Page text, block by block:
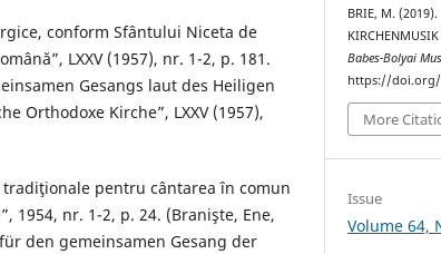
conform Sfântului Niceta de
LXXV (1957), nr. 1-2, p. 181.
Gesangs laut des Heiligen
Orthodoxe Kirche”, LXXV (1957),
pentru cântarea în comun
1954, nr. 1-2, p. 24. (Branişte, Ene,
den gemeinsamen Gesang der
BRIE, M. (2019).
Babes-Bolyai
https://doi.org/
More
Issue
Volume 64,